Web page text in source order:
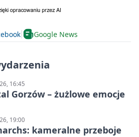
Google News
16:45
Gorzów – żużlowe emocje
19:00
kameralne przeboje